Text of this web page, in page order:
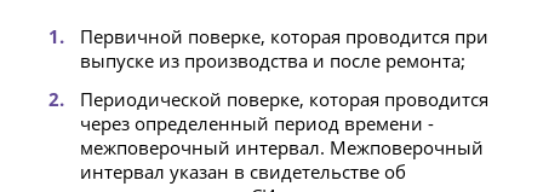
Первичной поверке, которая проводится при
выпуске из производства и после ремонта;
Периодической поверке, которая проводится
через определенный период времени -
межповерочный интервал. Межповерочный
интервал указан в свидетельстве об